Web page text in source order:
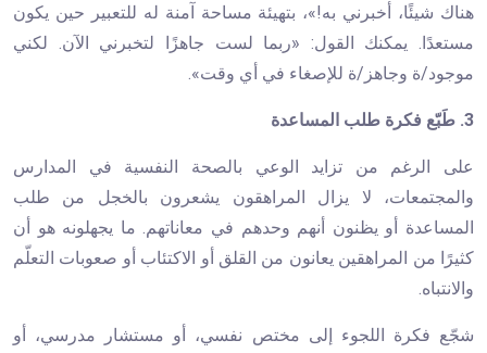
هناك شيئًا، أخبرني به!»، بتهيئة مساحة آمنة له للتعبير حين يكون
مستعدًا. يمكنك القول: «ربما لست جاهزًا لتخبرني الآن. لكني
موجود/ة وجاهز/ة للإصغاء في أي وقت».
3. طَبّع فكرة طلب المساعدة
على الرغم من تزايد الوعي بالصحة النفسية في المدارس
والمجتمعات، لا يزال المراهقون يشعرون بالخجل من طلب
المساعدة أو يظنون أنهم وحدهم في معاناتهم. ما يجهلونه هو أن
كثيرًا من المراهقين يعانون من القلق أو الاكتئاب أو صعوبات التعلّم
والانتباه.
شجّع فكرة اللجوء إلى مختص نفسي، أو مستشار مدرسي، أو